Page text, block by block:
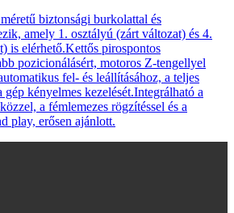
biztonsági burkolattal és
amely 1. osztályú (zárt változat) és 4.
is elérhető.Kettős pirospontos
pozicionálásért, motoros Z-tengellyel
fel- és leállításához, a teljes
gép kényelmes kezelését.Integrálható a
a fémlemezes rögzítéssel és a
play, erősen ajánlott.